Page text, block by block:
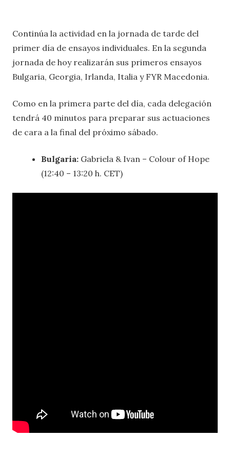
Continúa la actividad en la jornada de tarde del
primer día de ensayos individuales. En la segunda
jornada de hoy realizarán sus primeros ensayos
Bulgaria, Georgia, Irlanda, Italia y FYR Macedonia.
Como en la primera parte del día, cada delegación
tendrá 40 minutos para preparar sus actuaciones
de cara a la final del próximo sábado.
Bulgaria: Gabriela & Ivan – Colour of Hope
(12:40 – 13:20 h. CET)